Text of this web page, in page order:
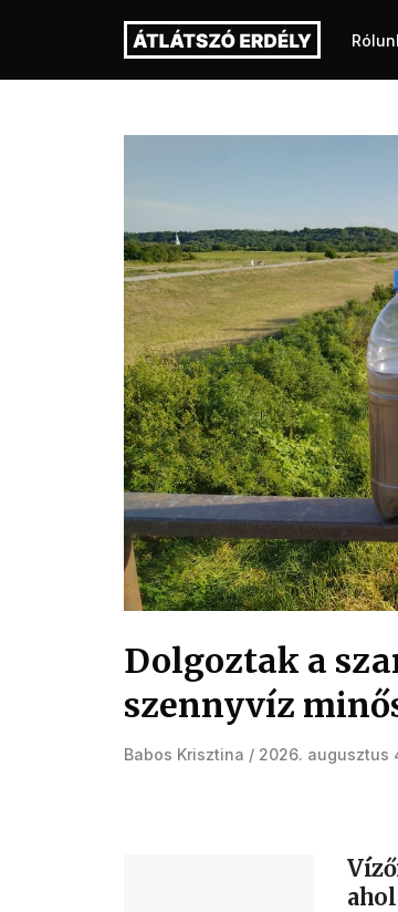
Dolgoztak a
szennyvíz
Babos Krisztina 2026. augusztus